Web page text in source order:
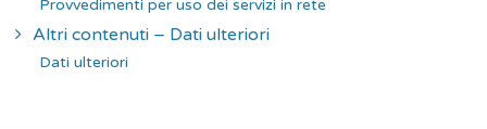
Provvedimenti per uso dei servizi in rete
Altri contenuti – Dati ulteriori
Dati ulteriori